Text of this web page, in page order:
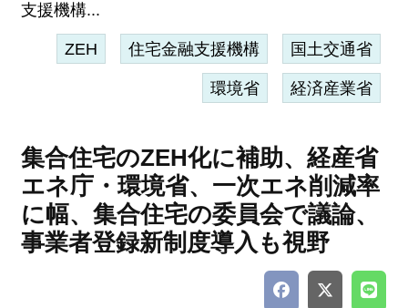
支援機構...
ZEH 住宅金融支援機構 国土交通省
環境省 経済産業省
集合住宅のZEH化に補助、経産省
エネ庁・環境省、一次エネ削減率
に幅、集合住宅の委員会で議論、
事業者登録新制度導入も視野